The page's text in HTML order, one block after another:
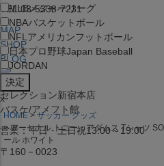
TEL:03-5338-7231
MAP
SHOP
BLOG
セレクション新宿本店
バスケ/アメフト館
営業：平日・土日祝13:00～19:00
〒160－0023
MLBメジャーリーグ
NBAバスケットボール
NFL アメリカンフットボール
日本プロ野球Japan Baseball
JORDAN
x
HOME
サッカー グッズ
アーセナル トニー・アダムス Tシャツ
ール ホワイト